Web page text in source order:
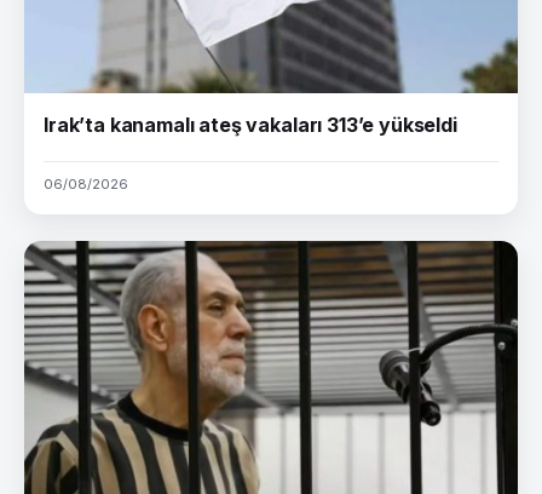
Irak’ta kanamalı ateş vakaları 313’e yükseldi
06/08/2026